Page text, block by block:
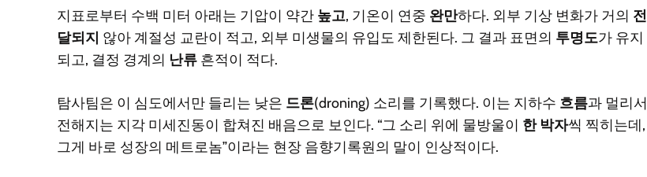
지표로부터 수백 미터 아래는 기압이 약간 높고, 기온이 연중 완만하다. 외부 기상 변화가 거의 전
달되지 않아 계절성 교란이 적고, 외부 미생물의 유입도 제한된다. 그 결과 표면의 투명도가 유지
되고, 결정 경계의 난류 흔적이 적다.
탐사팀은 이 심도에서만 들리는 낮은 드론(droning) 소리를 기록했다. 이는 지하수 흐름과 멀리서
전해지는 지각 미세진동이 합쳐진 배음으로 보인다. “그 소리 위에 물방울이 한 박자씩 찍히는데,
그게 바로 성장의 메트로놈”이라는 현장 음향기록원의 말이 인상적이다.